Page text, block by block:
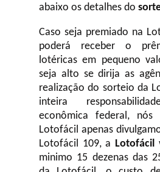
abaixo os detalhes do
Caso seja premiado na
poderá receber o
lotéricas em pequeno
seja alto se dirija as
realização do sorteio da
inteira
econômica federal, nós
Lotofácil apenas
Lotofácil 109, a Lotofácil
minimo 15 dezenas das